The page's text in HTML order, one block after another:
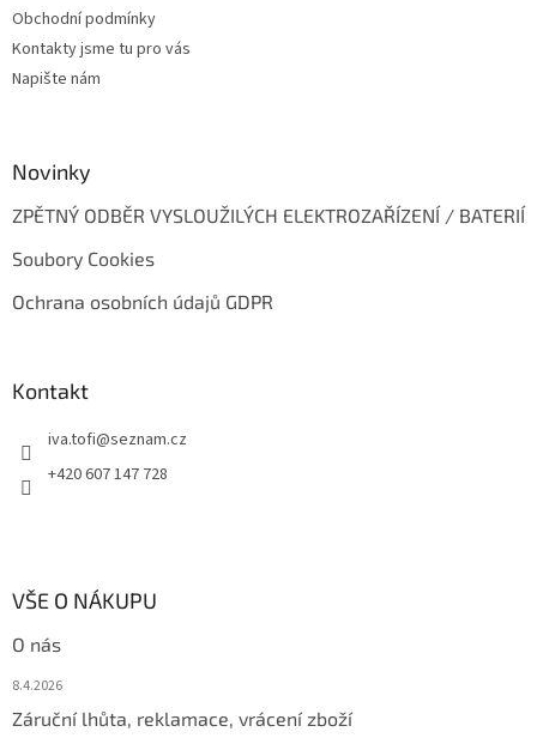
Obchodní podmínky
Kontakty jsme tu pro vás
Napište nám
Novinky
ZPĚTNÝ ODBĚR VYSLOUŽILÝCH ELEKTROZAŘÍZENÍ / BATERIÍ
Soubory Cookies
Ochrana osobních údajů GDPR
Kontakt
iva.tofi@seznam.cz
+420 607 147 728
VŠE O NÁKUPU
O nás
8.4.2026
Záruční lhůta, reklamace, vrácení zboží